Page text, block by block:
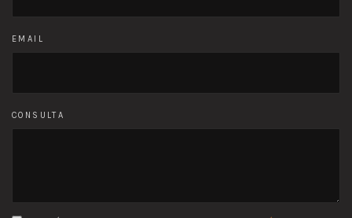
EMAIL
CONSULTA